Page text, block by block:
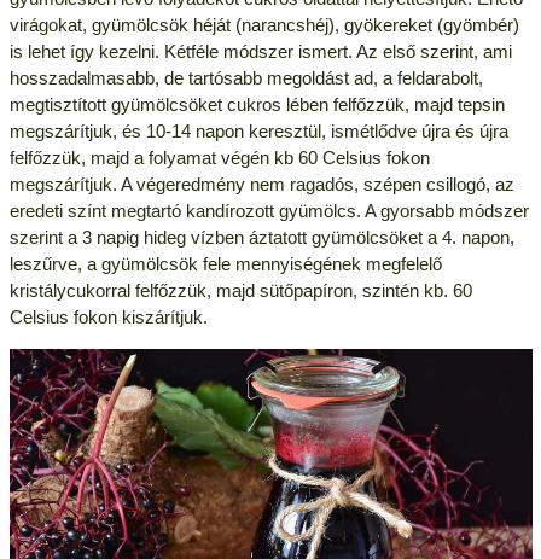
virágokat, gyümölcsök héját (narancshéj), gyökereket (gyömbér)
is lehet így kezelni. Kétféle módszer ismert. Az első szerint, ami
hosszadalmasabb, de tartósabb megoldást ad, a feldarabolt,
megtisztított gyümölcsöket cukros lében felfőzzük, majd tepsin
megszárítjuk, és 10-14 napon keresztül, ismétlődve újra és újra
felfőzzük, majd a folyamat végén kb 60 Celsius fokon
megszárítjuk. A végeredmény nem ragadós, szépen csillogó, az
eredeti színt megtartó kandírozott gyümölcs. A gyorsabb módszer
szerint a 3 napig hideg vízben áztatott gyümölcsöket a 4. napon,
leszűrve, a gyümölcsök fele mennyiségének megfelelő
kristálycukorral felfőzzük, majd sütőpapíron, szintén kb. 60
Celsius fokon kiszárítjuk.